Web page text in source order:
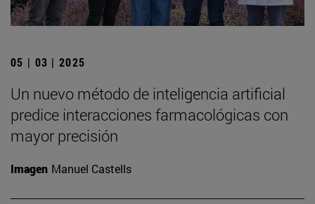
05 | 03 | 2025
Un nuevo método de inteligencia artificial
predice interacciones farmacológicas con
mayor precisión
Imagen Manuel Castells